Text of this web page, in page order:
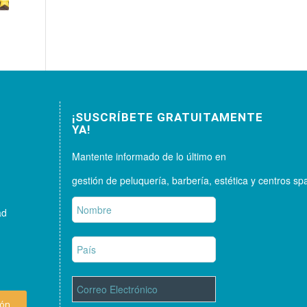
¡SUSCRÍBETE GRATUITAMENTE
YA!
Mantente informado de lo último en
gestión de peluquería, barbería, estética y centros